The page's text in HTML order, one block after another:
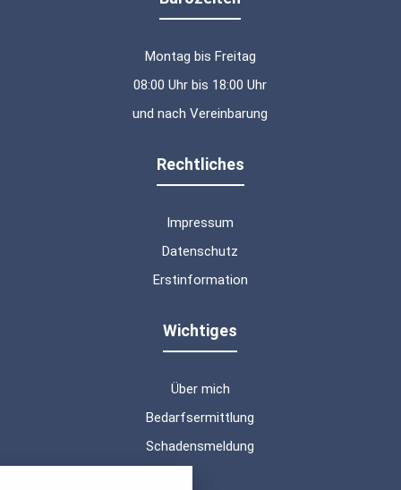
Montag bis Freitag
08:00 Uhr bis 18:00 Uhr
und nach Vereinbarung
Rechtliches
Impressum
Datenschutz
Erstinformation
Wichtiges
Über mich
Bedarfsermittlung
Schadensmeldung